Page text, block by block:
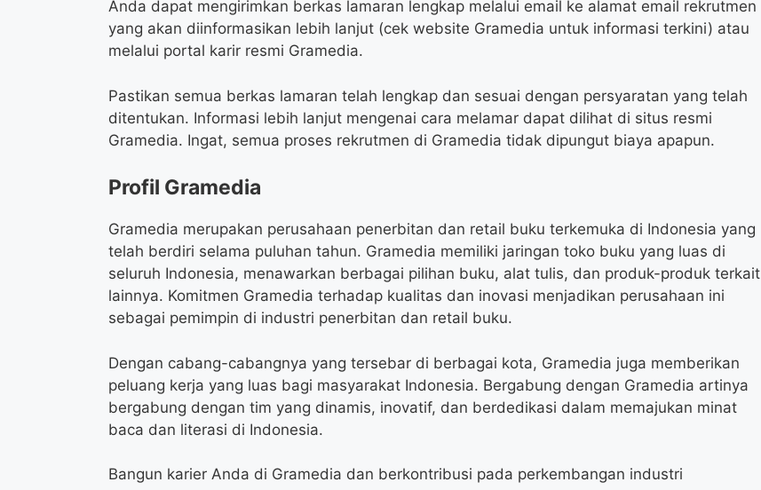
Anda dapat mengirimkan berkas lamaran lengkap melalui email ke alamat email rekrutmen
yang akan diinformasikan lebih lanjut (cek website Gramedia untuk informasi terkini) atau
melalui portal karir resmi Gramedia.
Pastikan semua berkas lamaran telah lengkap dan sesuai dengan persyaratan yang telah
ditentukan. Informasi lebih lanjut mengenai cara melamar dapat dilihat di situs resmi
Gramedia. Ingat, semua proses rekrutmen di Gramedia tidak dipungut biaya apapun.
Profil Gramedia
Gramedia merupakan perusahaan penerbitan dan retail buku terkemuka di Indonesia yang
telah berdiri selama puluhan tahun. Gramedia memiliki jaringan toko buku yang luas di
seluruh Indonesia, menawarkan berbagai pilihan buku, alat tulis, dan produk-produk terkait
lainnya. Komitmen Gramedia terhadap kualitas dan inovasi menjadikan perusahaan ini
sebagai pemimpin di industri penerbitan dan retail buku.
Dengan cabang-cabangnya yang tersebar di berbagai kota, Gramedia juga memberikan
peluang kerja yang luas bagi masyarakat Indonesia. Bergabung dengan Gramedia artinya
bergabung dengan tim yang dinamis, inovatif, dan berdedikasi dalam memajukan minat
baca dan literasi di Indonesia.
Bangun karier Anda di Gramedia dan berkontribusi pada perkembangan industri